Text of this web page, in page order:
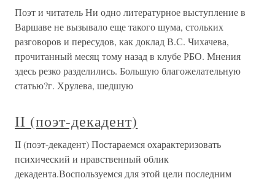
Поэт и читатель Ни одно литературное выступление в
Варшаве не вызывало еще такого шума, стольких
разговоров и пересудов, как доклад В.С. Чихачева,
прочитанный месяц тому назад в клубе РБО. Мнения
здесь резко разделились. Большую благожелательную
статью?г. Хрулева, шедшую
II (поэт-декадент)
II (поэт-декадент) Постараемся охарактеризовать
психический и нравственный облик
декадента.Воспользуемся для этой цели последним